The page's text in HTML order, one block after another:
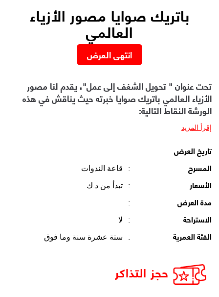
باتريك صوايا مصور الأزياء
العالمي
انتهى العرض
تحت عنوان " تحويل الشغف إلى عمل"، يقدم لنا مصور
الأزياء العالمي باتريك صوايا خبرته حيث يناقش في هذه
الورشة النقاط التالية:
إقرأ المزيد
تاريخ العرض
المسرح
: قاعة الندوات
الأسعار : تبدأ من د.ك
مدة العرض :
الاستراحة : لا
الفئة العمرية : ستة عشرة سنة وما فوق
حجز التذاكر